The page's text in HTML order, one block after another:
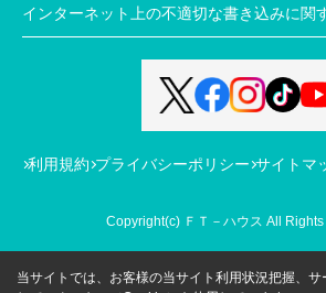
インターネット上の不適切な書き込みに関
利用規約 プライバシーポリシー サイトマ
Copyright(c) ＦＴ－ハウス All Rights
当サイトでは、お客様の当サイト利用状況把握、サ